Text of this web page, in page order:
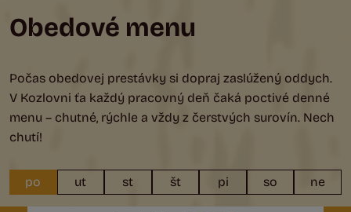
Obedové menu
Počas obedovej prestávky si dopraj zaslúžený oddych.
V Kozlovni ťa každý pracovný deň čaká poctivé denné
menu – chutné, rýchle a vždy z čerstvých surovín. Nech
chutí!
po ut st št pi so ne